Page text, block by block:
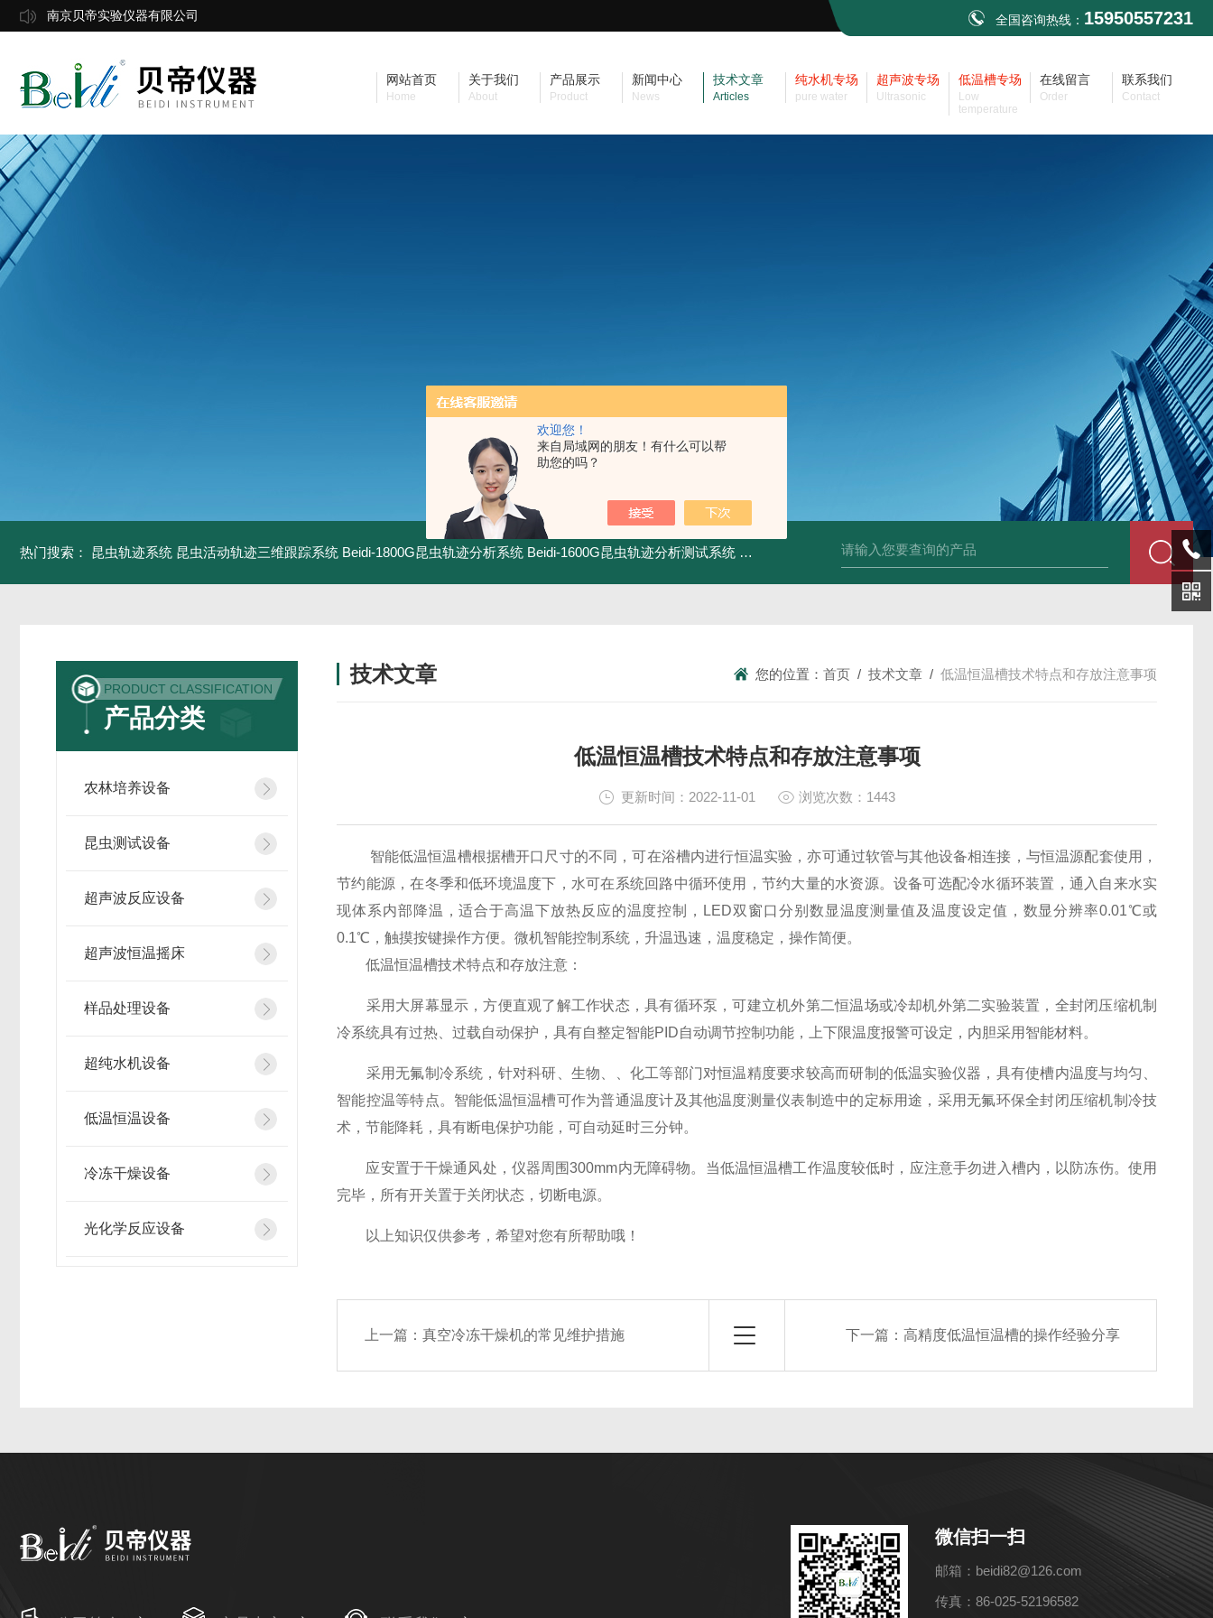
欢迎您！
来自局域网的朋友！有什么可以帮
助您的吗？
南京贝帝实验仪器有限公司 全国咨询热线： 15950557231
网站首页
Home
关于我们
About
产品展示
Product
新闻中心
News
技术文章
Articles
纯水机专场
pure water
超声波专场
Ultrasonic
低温槽专场
Low
temperature
在线留言
Order
联系我们
Contact
热门搜索： 昆虫轨迹系统 昆虫活动轨迹三维跟踪系统 Beidi-1800G昆虫轨迹分析系统 Beidi-1600G昆虫轨迹分析测试系统 BXPE500B大口径氙灯光源 BDRF超声波乳化反应釜 BDUF系列超声波高剪切
PRODUCT CLASSIFICATION
产品分类
农林培养设备
昆虫测试设备
超声波反应设备
超声波恒温摇床
样品处理设备
超纯水机设备
低温恒温设备
冷冻干燥设备
光化学反应设备
技术文章 您的位置： 首页 / 技术文章 / 低温恒温槽技术特点和存放注意事项
低温恒温槽技术特点和存放注意事项
更新时间：2022-11-01 浏览次数：1443
智能低温恒温槽根据槽开口尺寸的不同，可在浴槽内进行恒温实验，亦可通过软管与其他设备相连接，与恒温源配套使用，
节约能源，在冬季和低环境温度下，水可在系统回路中循环使用，节约大量的水资源。设备可选配冷水循环装置，通入自来水实
现体系内部降温，适合于高温下放热反应的温度控制，LED双窗口分别数显温度测量值及温度设定值，数显分辨率0.01℃或
0.1℃，触摸按键操作方便。微机智能控制系统，升温迅速，温度稳定，操作简便。
低温恒温槽技术特点和存放注意：
采用大屏幕显示，方便直观了解工作状态，具有循环泵，可建立机外第二恒温场或冷却机外第二实验装置，全封闭压缩机制
冷系统具有过热、过载自动保护，具有自整定智能PID自动调节控制功能，上下限温度报警可设定，内胆采用智能材料。
采用无氟制冷系统，针对科研、生物、、化工等部门对恒温精度要求较高而研制的低温实验仪器，具有使槽内温度与均匀、
智能控温等特点。智能低温恒温槽可作为普通温度计及其他温度测量仪表制造中的定标用途，采用无氟环保全封闭压缩机制冷技
术，节能降耗，具有断电保护功能，可自动延时三分钟。
应安置于干燥通风处，仪器周围300mm内无障碍物。当低温恒温槽工作温度较低时，应注意手勿进入槽内，以防冻伤。使用
完毕，所有开关置于关闭状态，切断电源。
以上知识仅供参考，希望对您有所帮助哦！
上一篇：真空冷冻干燥机的常见维护措施 下一篇： 高精度低温恒温槽的操作经验分享
微信扫一扫
邮箱：beidi82@126.com
传真：86-025-52196582